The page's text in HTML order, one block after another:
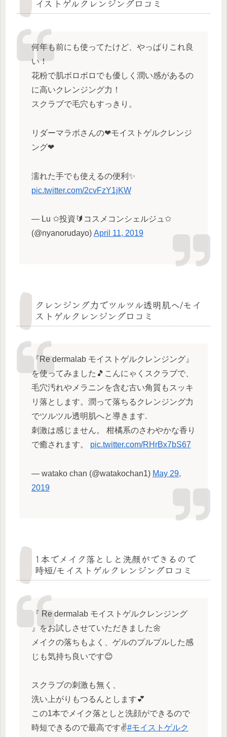
イストゲルクレンジング口コミ
何年も前にも使ってたけど、やっぱりこれ良
い！
花粉で肌ボロボロでも優しく潤い感があるの
に高いクレンジング力！
スクラブで毛穴もすっきり。
リダーマラボさんの❤モイストゲルクレンジ
ング❤
濡れた手でも使えるの便利✨
pic.twitter.com/2cvFzY1jKW
— Lu ✩投資🔰コスメコンシェルジュ✩
(@nyanorudayo) April 11, 2019
クレンジング力でツルツル透明肌へ/モイ
ストゲルクレンジング口コミ
『Re dermalab モイストゲルクレンジング』
を使ってみました🎵こんにゃくスクラブで、
毛穴汚れやメラニンを含む古い角質もスッキ
リ落とします。潤って落ちるクレンジング力
でツルツル透明肌へと導きます.
刺激は感じません。 柑橘系のさわやかな香り
で癒されます。 pic.twitter.com/RHrBx7bS67
— watako chan (@watakochan1) May 29,
2019
1本でメイク落としと洗顔ができるので
時短/モイストゲルクレンジング口コミ
『 Re dermalab モイストゲルクレンジング
』をお試しさせていただきました🌼
メイクの落ちもよく、ゲルのプルプルした感
じも気持ち良いです😊
スクラブの刺激も無く、
洗い上がりもつるんとします💕
この1本でメイク落としと洗顔ができるので
時短できるので最高です✌️#モイストゲルク